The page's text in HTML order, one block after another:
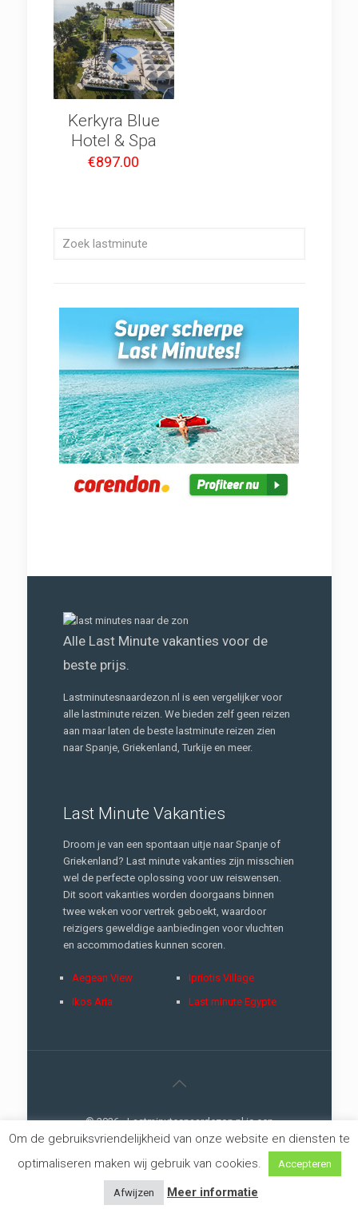
Kerkyra Blue
Hotel & Spa
€897.00
Alle Last Minute vakanties voor de
beste prijs.
Lastminutesnaardezon.nl is een vergelijker voor
alle lastminute reizen. We bieden zelf geen reizen
aan maar laten de beste lastminute reizen zien
naar Spanje, Griekenland, Turkije en meer.
Last Minute Vakanties
Droom je van een spontaan uitje naar Spanje of
Griekenland? Last minute vakanties zijn misschien
wel de perfecte oplossing voor uw reiswensen.
Dit soort vakanties worden doorgaans binnen
twee weken voor vertrek geboekt, waardoor
reizigers geweldige aanbiedingen voor vluchten
en accommodaties kunnen scoren.
Aegean View
Ikos Aria
Ipriotis Village
Last minute Egypte
© 2026 - Lastminutesnaardezon.nl is een
://creativemarketingconcept |Privacy
Om de gebruiksvriendelijkheid van onze website en diensten te
optimaliseren maken wij gebruik van cookies.
Accepteren
Afwijzen Meer informatie